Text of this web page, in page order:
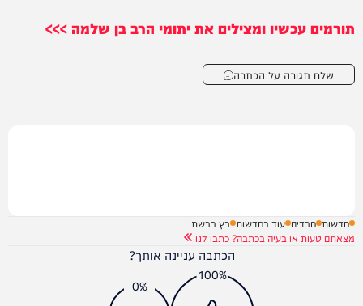
תורמים עכשיו ומצילים את יתומי הרב בן שלמה >>>
שלח תגובה על הכתבה
חדשות חרדים עוד בחדשות רץ ברשת
מצאתם טעות או בעיה בכתבה? כתבו לנו
הכתבה עניינה אותך?
100%
0%